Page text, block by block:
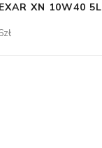
XN 10W40 5L
zł